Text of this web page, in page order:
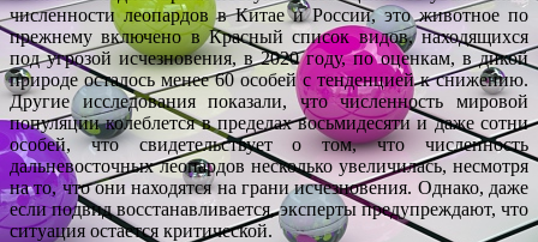
численности леопардов в Китае и России, это животное по
прежнему включено в Красный список видов, находящихся
под угрозой исчезновения, в 2020 году, по оценкам, в дикой
природе осталось менее 60 особей с тенденцией к снижению.
Другие исследования показали, что численность мировой
популяции колеблется в пределах восьмидесяти и даже сотни
особей, что свидетельствует о том, что численность
дальневосточных леопардов несколько увеличилась, несмотря
на то, что они находятся на грани исчезновения. Однако, даже
если подвид восстанавливается, эксперты предупреждают, что
ситуация остается критической.